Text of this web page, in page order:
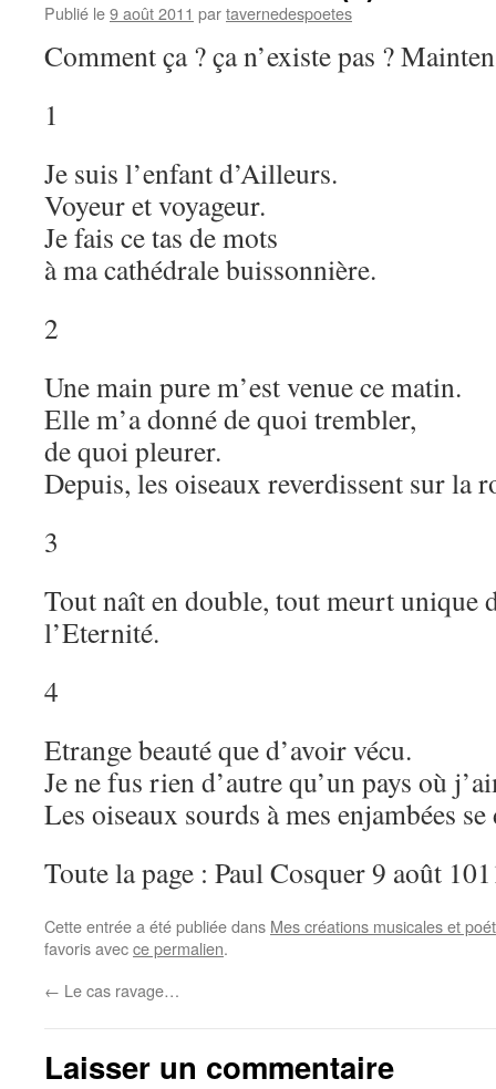
Publié le9 août 2011 partavernedespoetes
Comment ça ? ça n’existe pas ?
1
Je suis l’enfant d’Ailleurs.
Voyeur et voyageur.
Je fais ce tas de mots
à ma cathédrale buissonnière.
2
Une main pure m’est venue ce matin.
Elle m’a donné de quoi trembler,
de quoi pleurer.
Depuis, les oiseaux reverdissent sur la
3
Tout naît en double, tout meurt unique
l’Eternité.
4
Etrange beauté que d’avoir vécu.
Je ne fus rien d’autre qu’un pays où
Les oiseaux sourds à mes enjambées
Toute la page : Paul Cosquer 9 août
Cette entrée a été publiée dans Mes créations musicales et
favoris avecce permalien.
← Le cas ravage…
Laisser un commentaire